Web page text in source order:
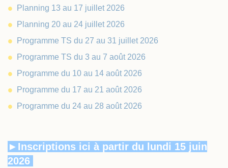
Planning 13 au 17 juillet 2026
Planning 20 au 24 juillet 2026
Programme TS du 27 au 31 juillet 2026
Programme TS du 3 au 7 août 2026
Programme du 10 au 14 août 2026
Programme du 17 au 21 août 2026
Programme du 24 au 28 août 2026
►Inscriptions ici à partir du lundi 15 juin
2026